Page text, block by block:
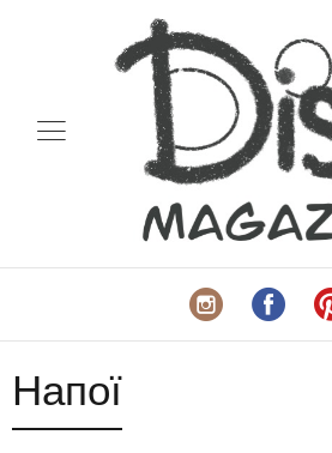
Напої